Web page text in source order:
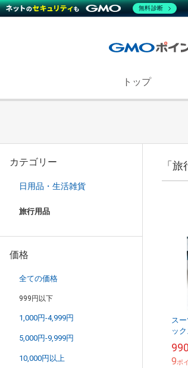
トップ
カテゴリー
日用品・生活雑貨
旅行用品
価格
全ての価格
999円以下
1,000円-4,999円
5,000円-9,999円
10,000円以上
「
ス
ッ
キ
OK
990
9ポ
無料診断